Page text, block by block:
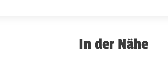
In der Nähe